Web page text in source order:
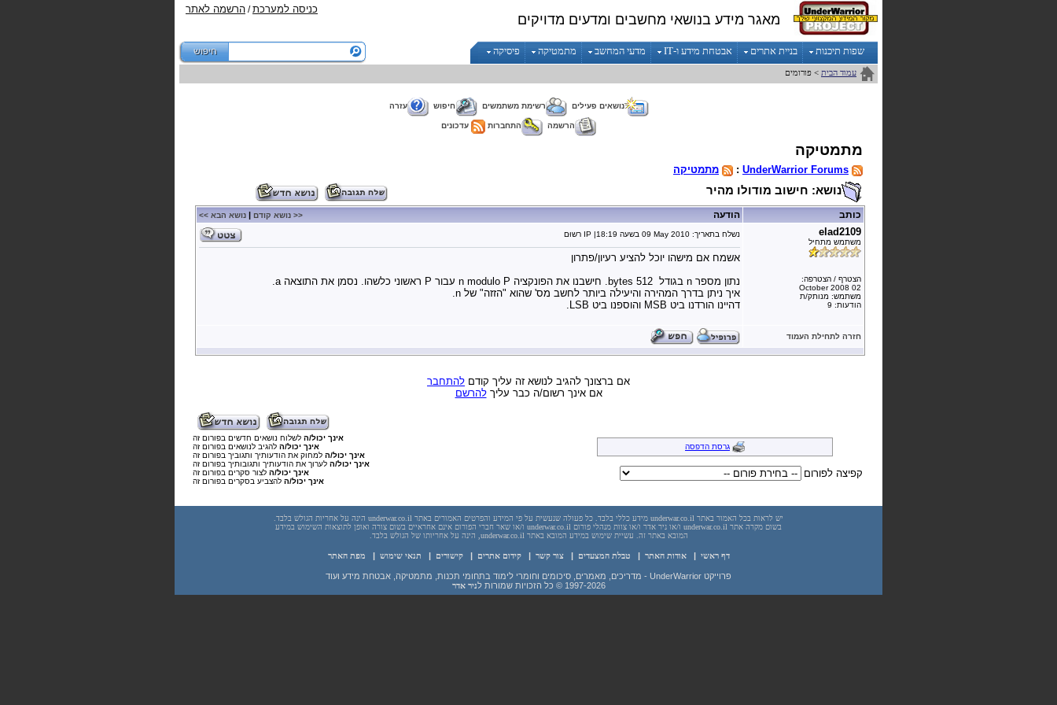
מאגר מידע בנושאי מחשבים ומדעים מדויקים
כניסה למערכת/ הרשמה לאתר
שפות תיכנות בניית אתרים אבטחת מידע ו-IT מדעי המחשב מתמטיקה פיסיקה
עמוד הבית > פורומים
נושאים פעילים רשימת משתמשים חיפוש עזרה
הרשמה התחברות עדכונים
מתמטיקה
UnderWarrior Forums
: מתמטיקה
נושא: חישוב מודולו מהיר
כותב הודעה << נושא קודם | נושא הבא >>
elad2109
משתמש מתחיל
הצטרף / הצטרפה:
02 October 2008
משתמש: מנותק/ת
הודעות: 9
נשלח בתאריך: 09 May 2010 בשעה 18:19| IP רשוּם
אשמח אם מישהו יוכל להציע רעיון/פתרון
נתון מספר n בגודל 512 bytes. חישבנו את הפונקציה n modulo P עבור P ראשוני כלשהו. נסמן את התוצאה a.
איך ניתן בדרך המהירה והיעילה ביותר לחשב מס' שהוא "הזזה" של n.
דהיינו הורדנו ביט MSB והוספנו ביט LSB.
חזרה לתחילת העמוד
אם ברצונך להגיב לנושא זה עליך קודם להתחבר
אם אינך רשום/ה כבר עליךלהרשם
גרסת הדפסה
קפיצה לפורום
אינך יכול/ה לשלוח נושאים חדשים בפורום זה
אינך יכול/ה להגיב לנושאים בפורום זה
אינך יכול/ה למחוק את הודעותיך ותגוביך בפורום זה
אינך יכול/ה לערוך את הודעותיך ותגובותיך בפורום זה
אינך יכול/ה לצור סקרים בפורום זה
אינך יכול/ה להצביע בסקרים בפורום זה
יש לראות בכל האמור באתר underwar.co.il מידע כללי בלבד. כל פעולה שנעשית על פי המידע והפרטים האמורים באתר underwar.co.il הינה על אחריות הגולש בלבד.
בשום מקרה אתר underwar.co.il ו/או ניר אדר ו/או צוות מנהלי פורום underwar.co.il ו/או שאר חברי הפורום אינם אחראיים בשום צורה ואופן לתוצאות השימוש במידע
המובא באתר זה. עשיית שימוש במידע המובא באתר underwar.co.il, הינה על אחריותו של הגולש בלבד.
דף ראשי |אודות האתר | טבלת המצעדים |צור קשר |קידום אתרים |קישורים | תנאי שימוש | מפת האתר
פרוייקט UnderWarrior - מדריכים, מאמרים, סיכומים וחומרי לימוד בתחומי תכנות, מתמטיקה, אבטחת מידע ועוד
1997-2026 © כל הזכויות שמורות לניר אדר